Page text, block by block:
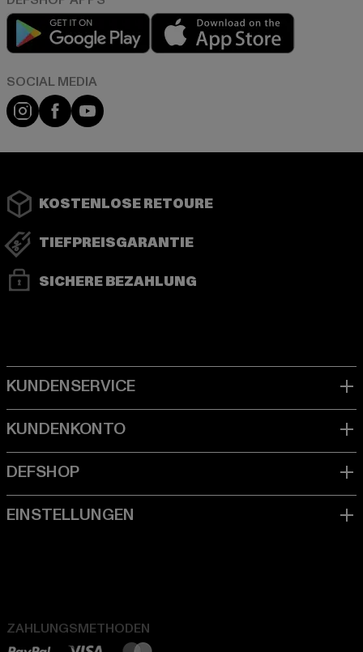
Play market
Instagram
FacebookYouTube
KOSTENLOSE RETOURE
TIEFPREISGARANTIE
SICHERE BEZAHLUNG
ZAHLUNGSMETHODEN